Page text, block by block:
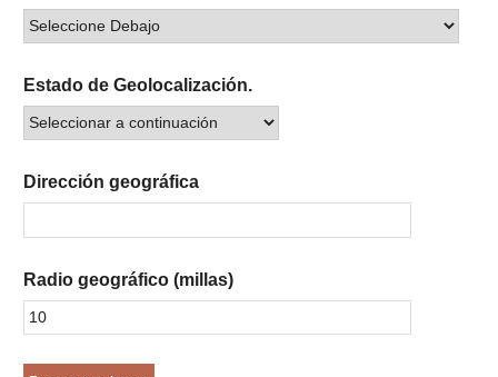
Estado de Geolocalización.
Dirección geográfica
Radio geográfico (millas)